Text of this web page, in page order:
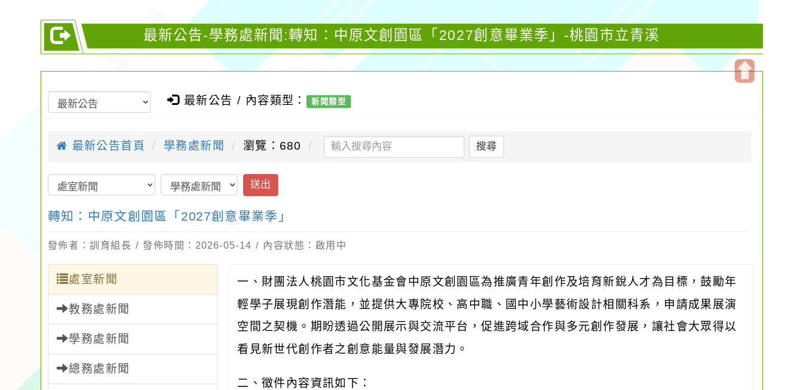
最新公告-學務處新聞:轉知：中原文創園區「2027創意畢業季」-桃園市立青溪
最新公告 / 內容類型： 新聞類型
最新公告首頁 學務處新聞 瀏覽：680 搜尋
送出
轉知：中原文創園區「2027創意畢業季」
發佈者：訓育組長 / 發佈時間：2026-05-14 / 內容狀態：啟用中
處室新聞
教務處新聞
學務處新聞
總務處新聞
一、財團法人桃園市文化基金會中原文創園區為推廣青年創作及培育新銳人才為目標，鼓勵年
輕學子展現創作潛能，並提供大專院校、高中職、國中小學藝術設計相關科系，申請成果展演
空間之契機。期盼透過公開展示與交流平台，促進跨域合作與多元創作發展，讓社會大眾得以
看見新世代創作者之創意能量與發展潛力。
二、徵件內容資訊如下：